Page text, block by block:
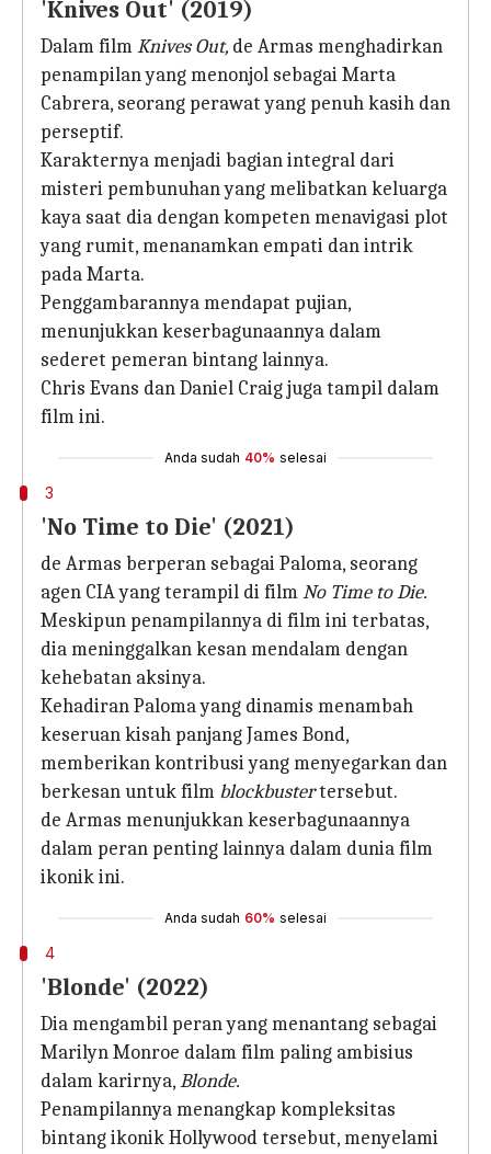
'Knives Out' (2019)
Dalam filmKnives Out, de Armas menghadirkan
penampilan yang menonjol sebagai Marta
Cabrera, seorang perawat yang penuh kasih dan
perseptif.
Karakternya menjadi bagian integral dari
misteri pembunuhan yang melibatkan keluarga
kaya saat dia dengan kompeten menavigasi plot
yang rumit, menanamkan empati dan intrik
pada Marta.
Penggambarannya mendapat pujian,
menunjukkan keserbagunaannya dalam
sederet pemeran bintang lainnya.
Chris Evans dan Daniel Craig juga tampil dalam
film ini.
Anda sudah 40% selesai
3
'No Time to Die' (2021)
de Armas berperan sebagai Paloma, seorang
agen CIA yang terampil di filmNo Time to Die.
Meskipun penampilannya di film ini terbatas,
dia meninggalkan kesan mendalam dengan
kehebatan aksinya.
Kehadiran Paloma yang dinamis menambah
keseruan kisah panjang James Bond,
memberikan kontribusi yang menyegarkan dan
berkesan untuk film blockbustertersebut.
de Armas menunjukkan keserbagunaannya
dalam peran penting lainnya dalam dunia film
ikonik ini.
Anda sudah 60% selesai
4
'Blonde' (2022)
Dia mengambil peran yang menantang sebagai
Marilyn Monroe dalam film paling ambisius
dalam karirnya,Blonde.
Penampilannya menangkap kompleksitas
bintang ikonik Hollywood tersebut, menyelami